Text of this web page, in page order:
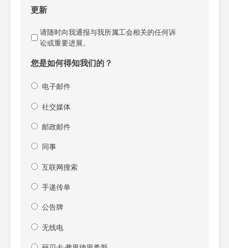
更新
请随时向我通报与我所属工会相关的任何诉
讼或重要进展。
您是如何得知我们的？
电子邮件
社交媒体
邮政邮件
同事
互联网搜索
手递传单
公告牌
无线电